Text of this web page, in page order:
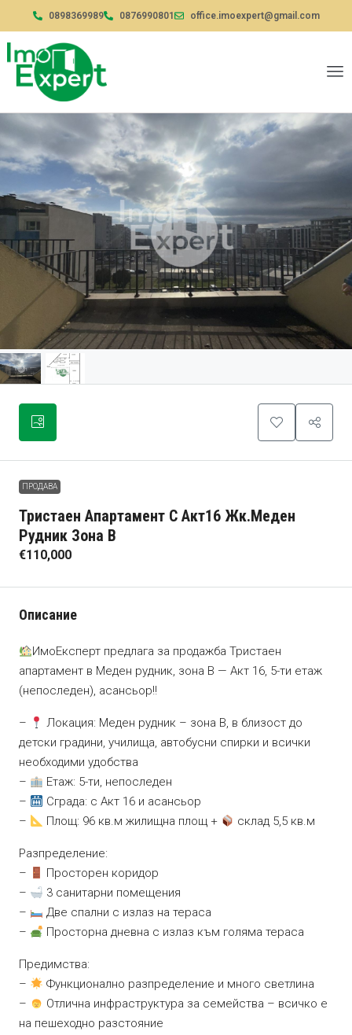
0898369989 0876990801 office.imoexpert@gmail.com
ПРОДАВА
Тристаен Апартамент С Акт16 Жк.Меден
Рудник Зона В
€110,000
Описание
ИмоЕксперт предлага за продажба Тристаен
апартамент в Меден рудник, зона В — Акт 16, 5-ти етаж
(непоследен), асансьор!!
–
Локация: Меден рудник – зона В, в близост до
детски градини, училища, автобусни спирки и всички
необходими удобства
–
Етаж: 5-ти, непоследен
–
Сграда: с Акт 16 и асансьор
–
Площ: 96 кв.м жилищна площ + склад 5,5 кв.м
Разпределение:
–
Просторен коридор
–
3 санитарни помещения
–
Две спални с излаз на тераса
–
Просторна дневна с излаз към голяма тераса
Предимства:
–
Функционално разпределение и много светлина
–
Отлична инфраструктура за семейства – всичко е
на пешеходно разстояние